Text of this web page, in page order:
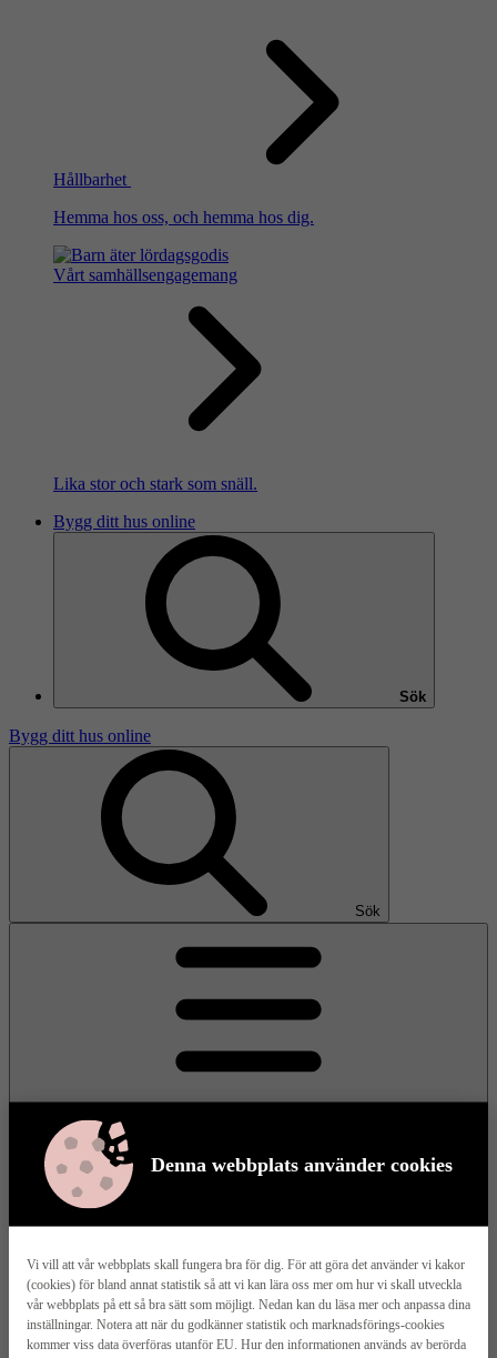
Denna webbplats använder cookies
Vi vill att vår webbplats skall fungera bra för dig. För att göra det använder vi kakor
(cookies) för bland annat statistik så att vi kan lära oss mer om hur vi skall utveckla
vår webbplats på ett så bra sätt som möjligt. Nedan kan du läsa mer och anpassa dina
inställningar. Notera att när du godkänner statistik och marknadsförings-cookies
kommer viss data överföras utanför EU. Hur den informationen används av berörda
Hållbarhet
Hemma hos oss, och hemma hos dig.
Vårt samhällsengagemang
Lika stor och stark som snäll.
Bygg ditt hus online
Sök
Bygg ditt hus online
Sök
Meny
Våra husmodeller